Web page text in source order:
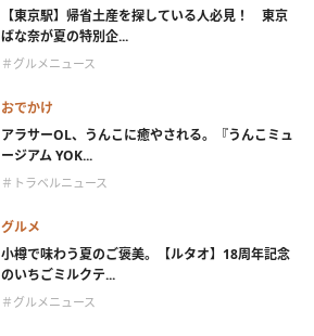
【東京駅】帰省土産を探している人必見！ 東京
ばな奈が夏の特別企...
＃グルメニュース
おでかけ
アラサーOL、うんこに癒やされる。『うんこミュ
ージアム YOK...
＃トラベルニュース
グルメ
小樽で味わう夏のご褒美。【ルタオ】18周年記念
のいちごミルクテ...
＃グルメニュース